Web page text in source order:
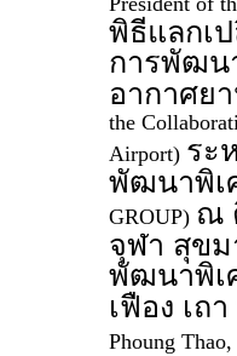
พิธีแลกเ
การพัฒน
อากาศย
the
Airport) ระ
พัฒนาพิเ
GROUP) ณ
จุฬา สุข
พัฒนาพิเ
เฟือง เถ
Phoung